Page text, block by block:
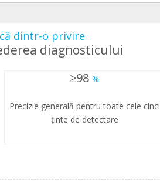
dintr-o privire
diagnosticului
≥98%
Precizie generală pentru toate cele cinci
ținte de detectare